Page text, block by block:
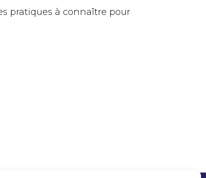
pratiques à connaître pour